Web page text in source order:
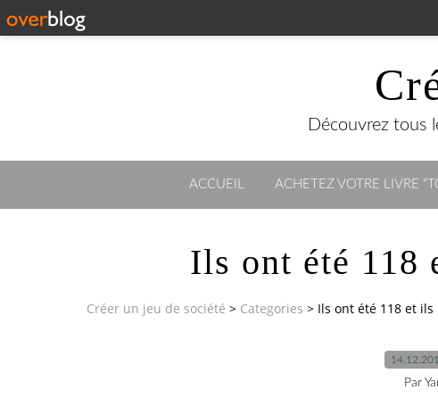
Découvrez tous
ACCUEIL ACHETEZ VOTRE LIVRE
Ils ont été
Créer un jeu de société > Categories > Ils ont été 118 et
Par